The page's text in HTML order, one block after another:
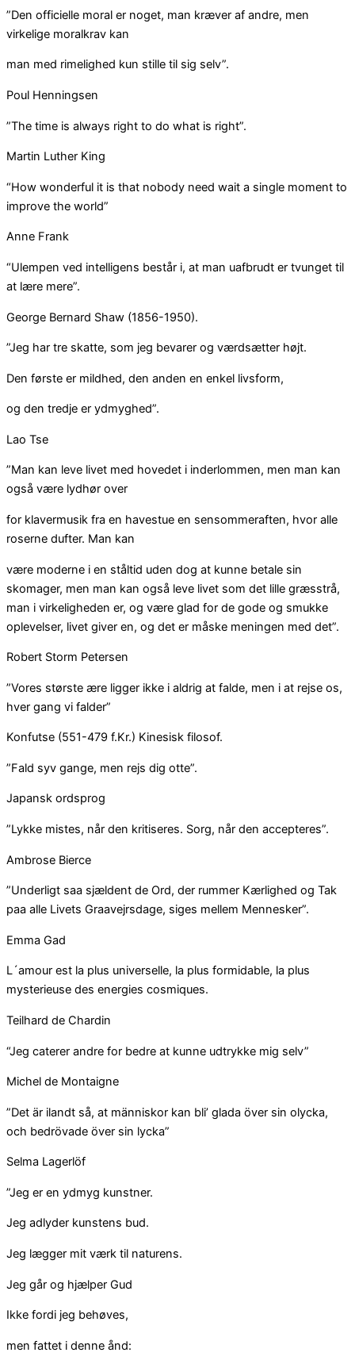
”Den officielle moral er noget, man kræver af andre, men
virkelige moralkrav kan
man med rimelighed kun stille til sig selv”.
Poul Henningsen
”The time is always right to do what is right”.
Martin Luther King
“How wonderful it is that nobody need wait a single moment to
improve the world”
Anne Frank
“Ulempen ved intelligens består i, at man uafbrudt er tvunget til
at lære mere”.
George Bernard Shaw (1856-1950).
”Jeg har tre skatte, som jeg bevarer og værdsætter højt.
Den første er mildhed, den anden en enkel livsform,
og den tredje er ydmyghed”.
Lao Tse
”Man kan leve livet med hovedet i inderlommen, men man kan
også være lydhør over
for klavermusik fra en havestue en sensommeraften, hvor alle
roserne dufter. Man kan
være moderne i en ståltid uden dog at kunne betale sin
skomager, men man kan også leve livet som det lille græsstrå,
man i virkeligheden er, og være glad for de gode og smukke
oplevelser, livet giver en, og det er måske meningen med det”.
Robert Storm Petersen
”Vores største ære ligger ikke i aldrig at falde, men i at rejse os,
hver gang vi falder”
Konfutse (551-479 f.Kr.) Kinesisk filosof.
”Fald syv gange, men rejs dig otte”.
Japansk ordsprog
”Lykke mistes, når den kritiseres. Sorg, når den accepteres”.
Ambrose Bierce
”Underligt saa sjældent de Ord, der rummer Kærlighed og Tak
paa alle Livets Graavejrsdage, siges mellem Mennesker”.
Emma Gad
L´amour est la plus universelle, la plus formidable, la plus
mysterieuse des energies cosmiques.
Teilhard de Chardin
“Jeg caterer andre for bedre at kunne udtrykke mig selv”
Michel de Montaigne
”Det är ilandt så, at människor kan bli’ glada över sin olycka,
och bedrövade över sin lycka”
Selma Lagerlöf
”Jeg er en ydmyg kunstner.
Jeg adlyder kunstens bud.
Jeg lægger mit værk til naturens.
Jeg går og hjælper Gud
Ikke fordi jeg behøves,
men fattet i denne ånd: